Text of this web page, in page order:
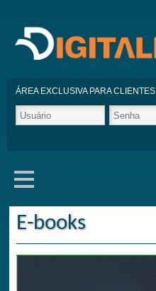
ÁREA EXCLUSIVA PARA CLIENTES
E-books